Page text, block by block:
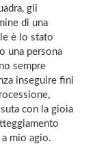
gli
di una
è lo stato
una persona
sempre
inseguire fini
con la gioia
mio agio.